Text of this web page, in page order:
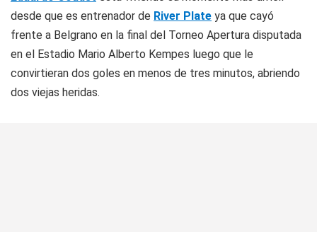
desde que es entrenador de River Plate ya que cayó
frente a Belgrano en la final del Torneo Apertura disputada
en el Estadio Mario Alberto Kempes luego que le
convirtieran dos goles en menos de tres minutos, abriendo
dos viejas heridas.